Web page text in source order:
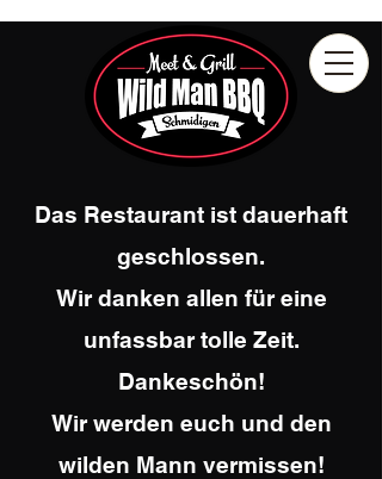
Das Restaurant ist dauerhaft
geschlossen.
Wir danken allen für eine
unfassbar tolle Zeit.
Dankeschön!
Wir werden euch und den
wilden Mann vermissen!